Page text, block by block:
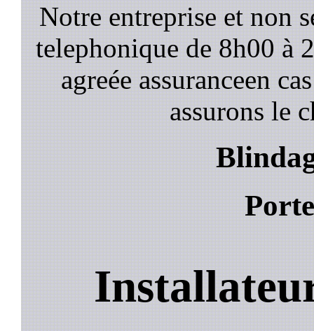
Notre entreprise et non
telephonique de 8h00 à
agreée assuranceen
assurons le